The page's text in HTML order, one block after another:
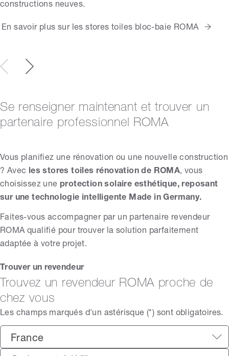
constructions neuves.
En savoir plus sur les stores toiles bloc-baie ROMA
Se renseigner maintenant et trouver un
partenaire professionnel ROMA
Vous planifiez une rénovation ou une nouvelle construction
? Avec les stores toiles rénovation de ROMA, vous
choisissez une protection solaire esthétique, reposant
sur une technologie intelligente Made in Germany.
Faites-vous accompagner par un partenaire revendeur
ROMA qualifié pour trouver la solution parfaitement
adaptée à votre projet.
Trouver un revendeur
Trouvez un revendeur ROMA proche de
chez vous
Les champs marqués d'un astérisque (*) sont obligatoires.
France